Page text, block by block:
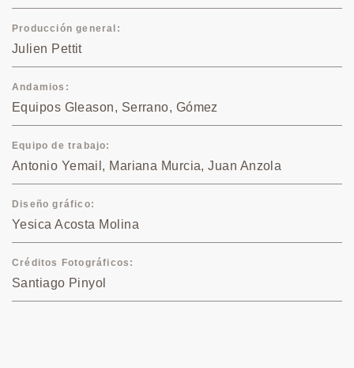
Producción general
Julien Pettit
Andamios
Equipos Gleason, Serrano, Gómez
Equipo de trabajo
Antonio Yemail, Mariana Murcia, Juan Anzola
Diseño gráfico
Yesica Acosta Molina
Créditos Fotográficos
Santiago Pinyol